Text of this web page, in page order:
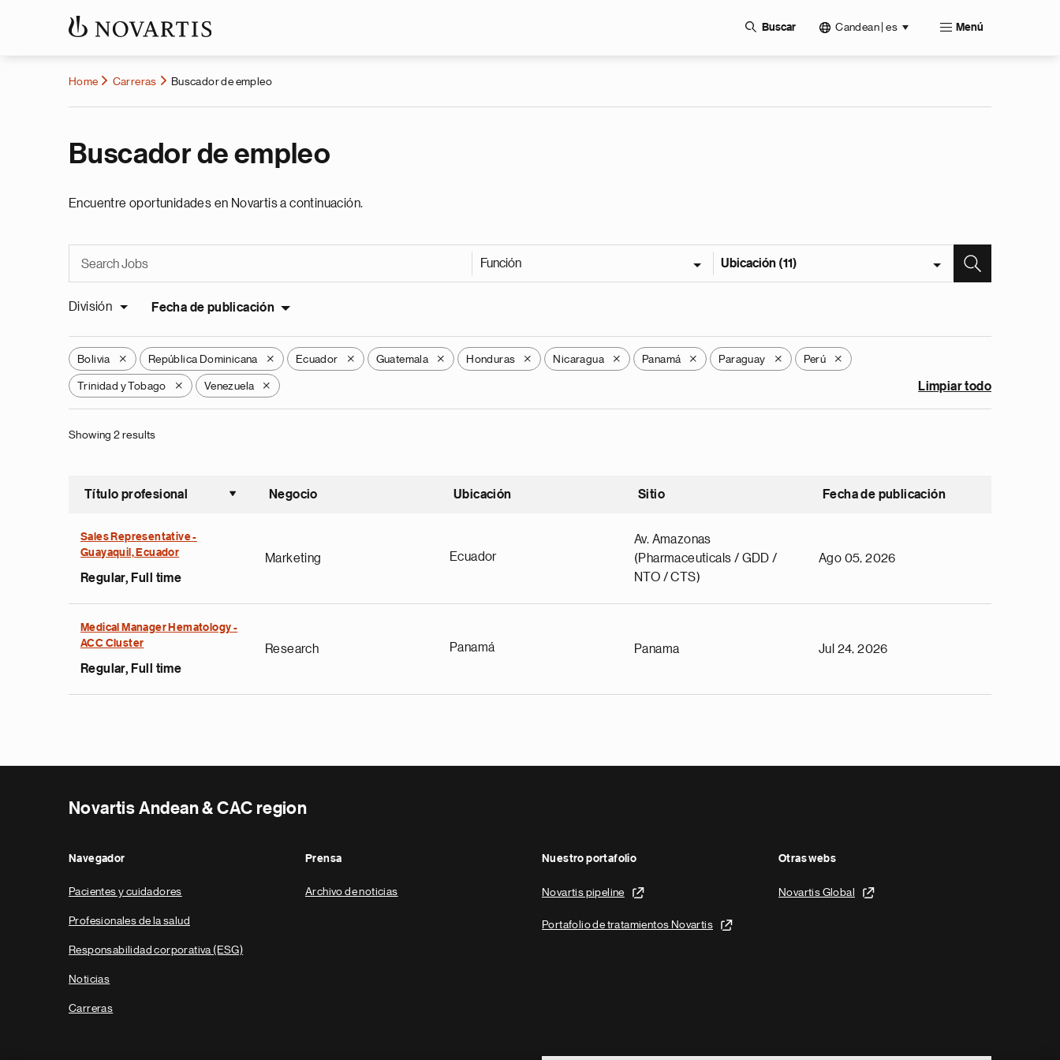
Buscar Candean | es Menú
Home Carreras Buscador de empleo
Buscador de empleo
Encuentre oportunidades en Novartis a continuación.
Función Ubicación (11)
División Fecha de publicación
Bolivia X República Dominicana X Ecuador X Guatemala X Honduras X Nicaragua X Panamá X Paraguay X Perú X
Trinidad y Tobago X Venezuela X Limpiar todo
Showing 2 results
Título profesional
Ordenar ascendente
Negocio Ubicación Sitio Fecha de publicación
Sales Representative -
Guayaquil, Ecuador
Regular, Full time
Marketing Ecuador
Av. Amazonas
(Pharmaceuticals / GDD /
NTO / CTS)
Ago 05, 2026
Medical Manager Hematology -
ACC Cluster
Regular, Full time
Research Panamá Panama Jul 24, 2026
Novartis Andean & CAC region
Navegador
Pacientes y cuidadores
Profesionales de la salud
Responsabilidad corporativa (ESG)
Noticias
Carreras
Prensa
Archivo de noticias
Nuestro portafolio
Novartis pipeline
Portafolio de tratamientos Novartis
Otras webs
Novartis Global